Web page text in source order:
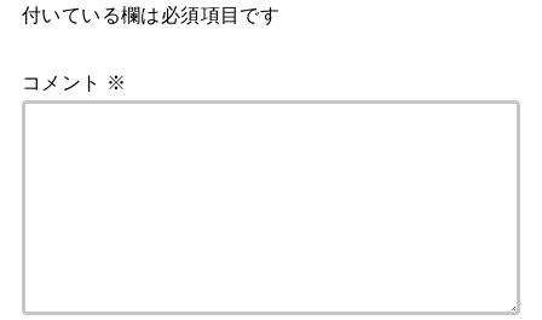
付いている欄は必須項目です
コメント ※